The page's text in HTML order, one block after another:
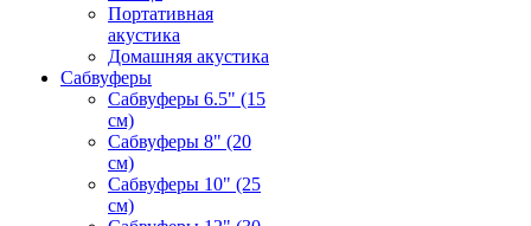
Портативная
акустика
Домашняя акустика
Сабвуферы
Сабвуферы 6.5" (15
см)
Сабвуферы 8" (20
см)
Сабвуферы 10" (25
см)